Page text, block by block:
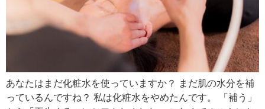
あなたはまだ化粧水を使っていますか？ まだ肌の水分を補
っているんですね？ 私は化粧水をやめたんです。 「補う」